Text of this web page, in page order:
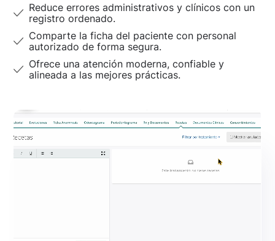
Reduce errores administrativos y clínicos con un
registro ordenado.
Comparte la ficha del paciente con personal
autorizado de forma segura.
Ofrece una atención moderna, confiable y
alineada a las mejores prácticas.